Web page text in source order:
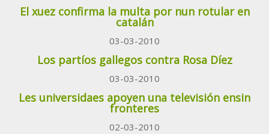
El xuez confirma la multa por nun rotular en
catalán
03-03-2010
Los partíos gallegos contra Rosa Díez
03-03-2010
Les universidaes apoyen una televisión ensin
fronteres
02-03-2010